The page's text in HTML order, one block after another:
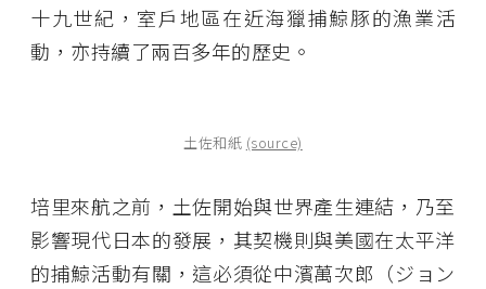
十九世紀，室戶地區在近海獵捕鯨豚的漁業活
動，亦持續了兩百多年的歷史。
土佐和紙 (source)
培里來航之前，土佐開始與世界產生連結，乃至
影響現代日本的發展，其契機則與美國在太平洋
的捕鯨活動有關，這必須從中濱萬次郎（ジョン